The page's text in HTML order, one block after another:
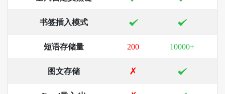
书签插入模式
短语存储量 200 10000+
图文存储